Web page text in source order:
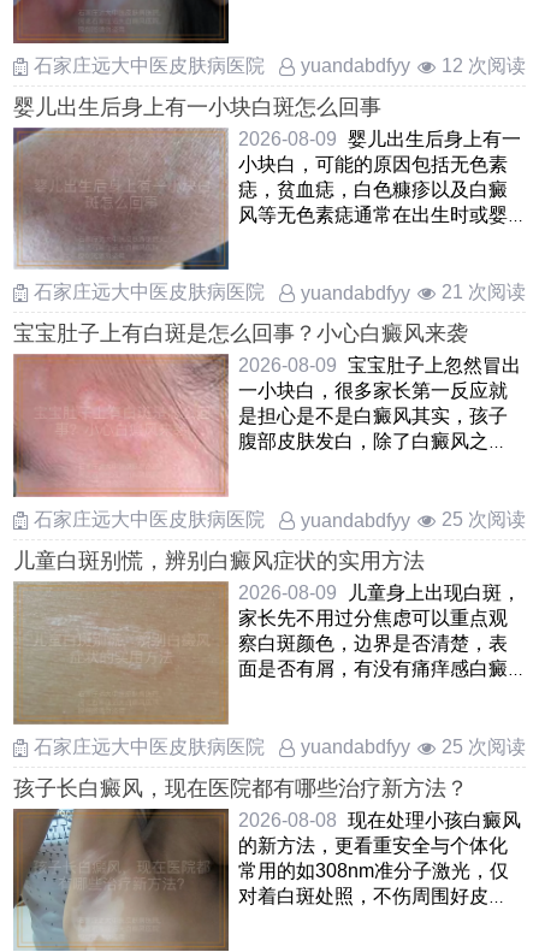
石家庄远大中医皮肤病医院
yuandabdfyy 12 次阅读
婴儿出生后身上有一小块白斑怎么回事
2026-08-09 婴儿出生后身上有一
小块白，可能的原因包括无色素
痣，贫血痣，白色糠疹以及白癜
风等无色素痣通常在出生时或婴
石家庄远大中医皮肤病医院
yuandabdfyy 21 次阅读
宝宝肚子上有白斑是怎么回事？小心白癜风来袭
2026-08-09 宝宝肚子上忽然冒出
一小块白，很多家长第一反应就
是担心是不是白癜风其实，孩子
腹部皮肤发白，除了白癜风之
石家庄远大中医皮肤病医院
yuandabdfyy 25 次阅读
儿童白斑别慌，辨别白癜风症状的实用方法
2026-08-09
儿童身上出现白斑，
家长先不用过分焦虑可以重点观
察白斑颜色，边界是否清楚，表
面是否有屑，有没有痛痒感白癜
石家庄远大中医皮肤病医院
yuandabdfyy 25 次阅读
孩子长白癜风，现在医院都有哪些治疗新方法？
2026-08-08 现在处理小孩白癜风
的新方法，更看重安全与个体化
常用的如308nm准分子激光，仅
对着白斑处照，不伤周围好皮